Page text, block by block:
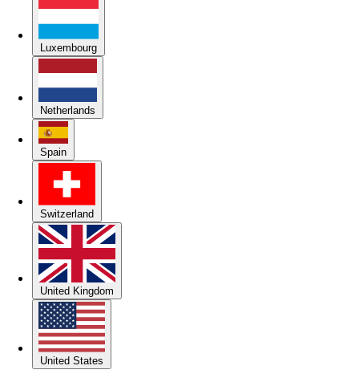
Luxembourg
Netherlands
Spain
Switzerland
United Kingdom
United States